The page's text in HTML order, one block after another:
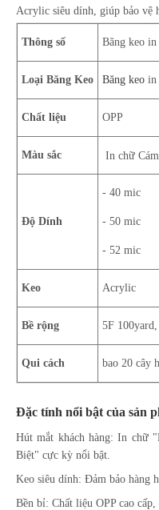
Acrylic siêu dính, giúp bảo vệ
Thông số Băng keo
Loại Băng Keo Băng keo in
Chất liệu OPP
Màu sắc In chữ
Độ Dính
- 40 mic
- 50 mic
- 52 mic
Keo Acrylic
Bề rộng 5F
Qui cách bao 20 cây
Đặc tính nổi bật của sản
Hút mắt khách hàng: In chữ
Biệt" cực kỳ nổi bật.
Keo siêu dính: Đảm bảo hàng
Bền bỉ: Chất liệu OPP cao